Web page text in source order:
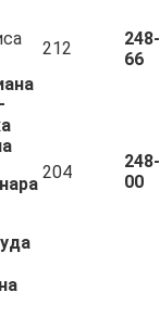
212
66
204
00